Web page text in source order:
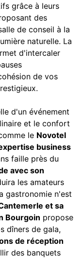
grâce à leurs
des
de conseil à la
naturelle. La
d'intercaler
de vos
d'un événement
et le confort
le Novotel
business
faille près du
avec son
les amateurs
gastronomie n'est
et sa
Bourgoin propose
dîners de gala,
de réception
des banquets